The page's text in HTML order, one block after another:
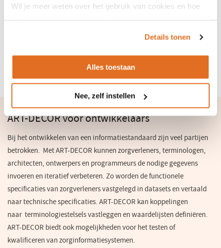
Wil je meer weten over het gebruik van cookies en hoe
Details tonen
Alles toestaan
Nee, zelf instellen
terminologie, templates en optioneel schematron en XML-
Zie de ART-DECOR publicaties voor meer informatie.
ART-DECOR publicaties(opent
in
nieuw
venster)
ART-DECOR voor ontwikkelaars
Bij het ontwikkelen van een informatiestandaard zijn veel partijen
betrokken. Met ART-DECOR kunnen zorgverleners, terminologen,
architecten, ontwerpers en programmeurs de nodige gegevens
invoeren en iteratief verbeteren. Zo worden de functionele
specificaties van zorgverleners vastgelegd in datasets en vertaald
naar technische specificaties. ART-DECOR kan koppelingen
naar terminologiestelsels vastleggen en waardelijsten definiëren.
ART-DECOR biedt ook mogelijkheden voor het testen of
kwalificeren van zorginformatiesystemen.